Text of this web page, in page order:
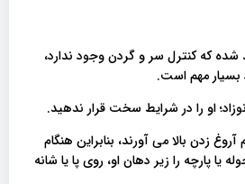
شده که کنترل سر و گردن وجود ندارد،
بسیار مهم است.
او را در شرایط سخت قرار ندهید.
زدن بالا می آورند، بنابراین هنگام
یا پارچه را زیر دهان او، روی پا یا شانه